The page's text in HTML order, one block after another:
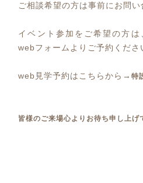
ご相談希望の方は事前にお問い
イベント参加をご希望の方
webフォームよりご予約くださ
web見学予約はこちらから→特
皆様のご来場心よりお待ち申し上げ